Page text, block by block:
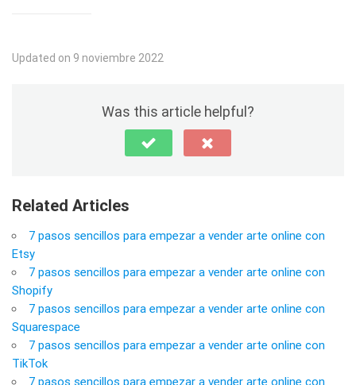
Updated on 9 noviembre 2022
Was this article helpful?
Related Articles
7 pasos sencillos para empezar a vender arte online con
Etsy
7 pasos sencillos para empezar a vender arte online con
Shopify
7 pasos sencillos para empezar a vender arte online con
Squarespace
7 pasos sencillos para empezar a vender arte online con
TikTok